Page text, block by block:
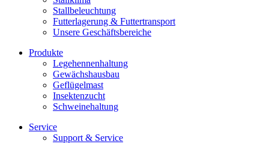
Stallbeleuchtung
Futterlagerung & Futtertransport
Unsere Geschäftsbereiche
Produkte
Legehennenhaltung
Gewächshausbau
Geflügelmast
Insektenzucht
Schweinehaltung
Service
Support & Service